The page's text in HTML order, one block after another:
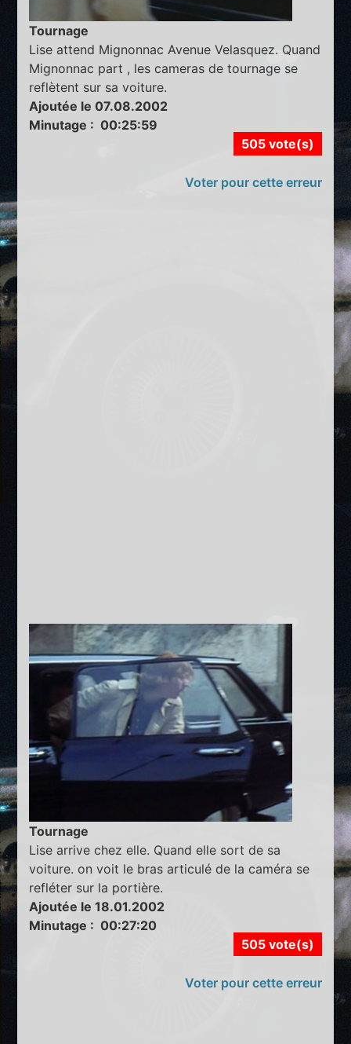
Tournage
Lise attend Mignonnac Avenue Velasquez. Quand
Mignonnac part , les cameras de tournage se
reflètent sur sa voiture.
Ajoutée le 07.08.2002
Minutage : 00:25:59
505 vote(s)
Voter pour cette erreur
Tournage
Lise arrive chez elle. Quand elle sort de sa
voiture. on voit le bras articulé de la caméra se
refléter sur la portière.
Ajoutée le 18.01.2002
Minutage : 00:27:20
505 vote(s)
Voter pour cette erreur